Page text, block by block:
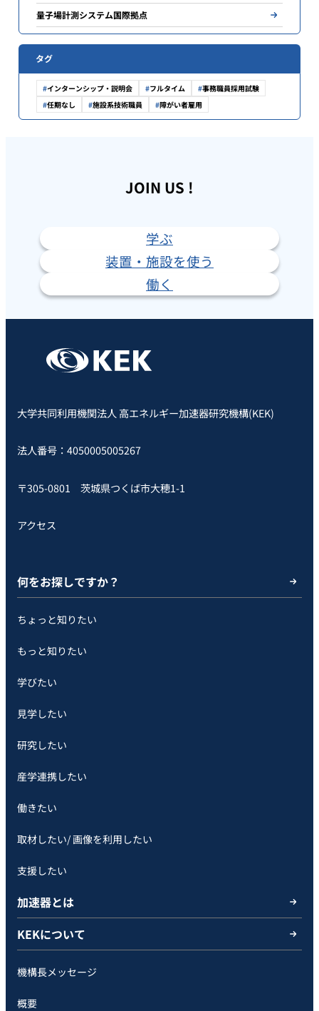
量子場計測システム国際拠点
タグ
インターンシップ・説明会 フルタイム
事務職員採用試験
任期なし
施設系技術職員 障がい者雇用
JOIN US !
学ぶ
装置・施設を使う
働く
大学共同利用機関法人 高エネルギー加速器研究機構(KEK)
法人番号：4050005005267
〒305-0801 茨城県つくば市大穂1-1
アクセス
何をお探しですか？
ちょっと知りたい
もっと知りたい
学びたい
見学したい
研究したい
産学連携したい
働きたい
取材したい/ 画像を利用したい
支援したい
加速器とは
KEKについて
機構長メッセージ
概要